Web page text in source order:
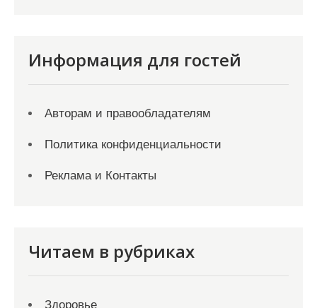
Информация для гостей
Авторам и правообладателям
Политика конфиденциальности
Реклама и Контакты
Читаем в рубриках
Здоровье